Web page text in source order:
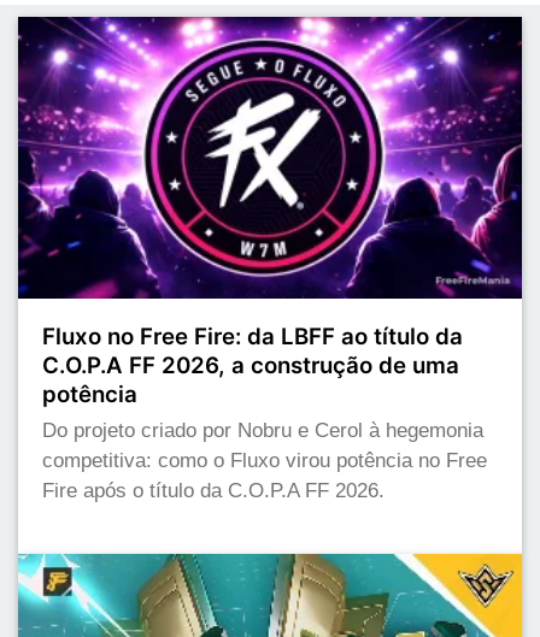
Fluxo no Free Fire: da LBFF ao título da
C.O.P.A FF 2026, a construção de uma
potência
Do projeto criado por Nobru e Cerol à hegemonia
competitiva: como o Fluxo virou potência no Free
Fire após o título da C.O.P.A FF 2026.